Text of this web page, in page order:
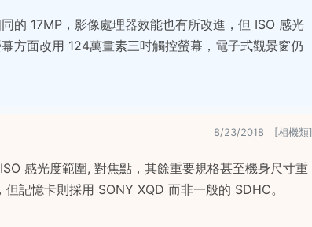
的 17MP，影像處理器效能也有所改進，但 ISO 感光
方面改用 124萬畫素三吋觸控螢幕，電子式觀景窗仍
8/23/2018 [相機類]
感光度範圍, 對焦點，其餘重要規格甚至機身尺寸重
記憶卡則採用 SONY XQD 而非一般的 SDHC。